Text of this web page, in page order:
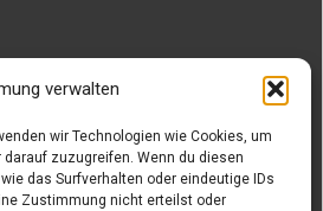
verwalten
wir Technologien wie Cookies, um
zuzugreifen. Wenn du diesen
das Surfverhalten oder eindeutige IDs
Zustimmung nicht erteilst oder